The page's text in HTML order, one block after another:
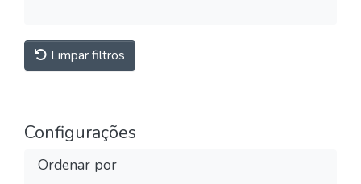
Limpar filtros
Configurações
Ordenar por